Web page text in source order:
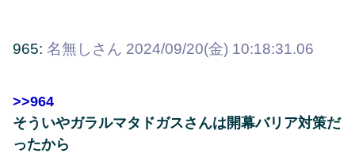
965: 名無しさん 2024/09/20(金) 10:18:31.06
>>964
そういやガラルマタドガスさんは開幕バリア対策だ
ったから